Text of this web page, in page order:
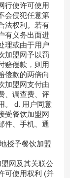
行使许可使用
会侵犯任意第
法权利。若有
有义务出面进
理或由于用户
加盟网予以罚
赔偿款，则用
偿款的两倍向
加盟网支付由
、调查费、评
。 d. 用户同意
受餐饮加盟网
件、手机、通
授予餐饮加盟
网及其关联公
可使用权利 (并